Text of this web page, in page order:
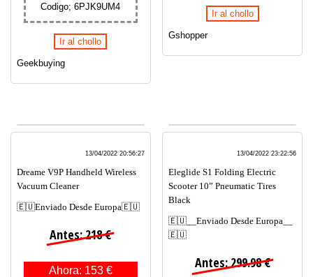
Codigo; 6PJK9UM4
Ir al chollo
Geekbuying
Ir al chollo
Gshopper
13/04/2022 20:56:27
Dreame V9P Handheld Wireless
Vacuum Cleaner
🇪🇺Enviado Desde Europa🇪🇺
Antes: 218 €
Ahora: 153 €
13/04/2022 23:22:56
Eleglide S1 Folding Electric
Scooter 10” Pneumatic Tires
Black
🇪🇺__Enviado Desde Europa__
🇪🇺
Antes: 299.98 €